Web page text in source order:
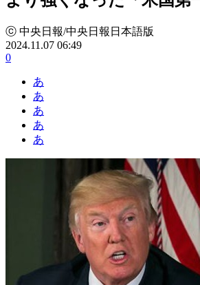
ⓒ 中央日報/中央日報日本語版
2024.11.07 06:49
0
あ
あ
あ
あ
あ